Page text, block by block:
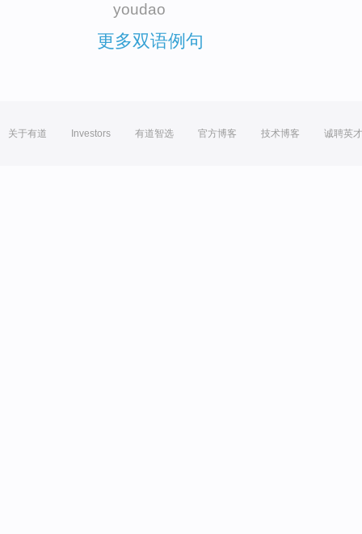
youdao
更多双语例句
关于有道 Investors 有道智选 官方博客 技术博客 诚聘英才